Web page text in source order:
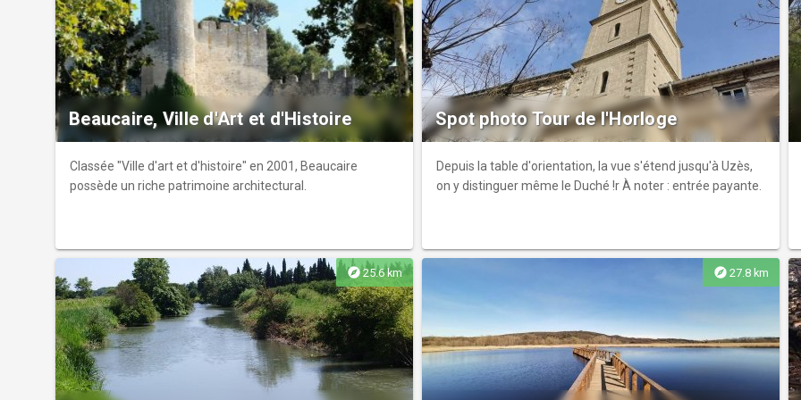
Beaucaire, Ville d'Art et d'Histoire
Classée "Ville d'art et d'histoire" en 2001, Beaucaire
possède un riche patrimoine architectural.
Spot photo Tour de l'Horloge
Depuis la table d'orientation, la vue s'étend jusqu'à Uzès,
on y distinguer même le Duché !r À noter : entrée payante.
explore25.6 km explore 27.8 km